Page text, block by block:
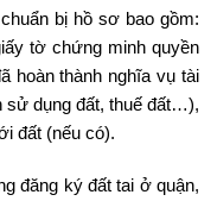
bị hồ sơ bao gồm:
tờ chứng minh quyền
hoàn thành nghĩa vụ tài
sử dụng đất, thuế đất…),
đất (nếu có).
đăng ký đất tai ở quận,